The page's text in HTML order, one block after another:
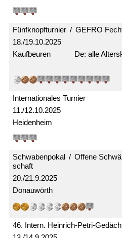
18./19.10.2025
Fünfknopf­turnier / GEFRO
Kaufbeuren alle
11./12.10.2025
Internationales Turnier
Heidenheim
20./21.9.2025
Schwabenpokal / Offene
schaft
Donauwörth
46. Intern. Heinrich-Petri-